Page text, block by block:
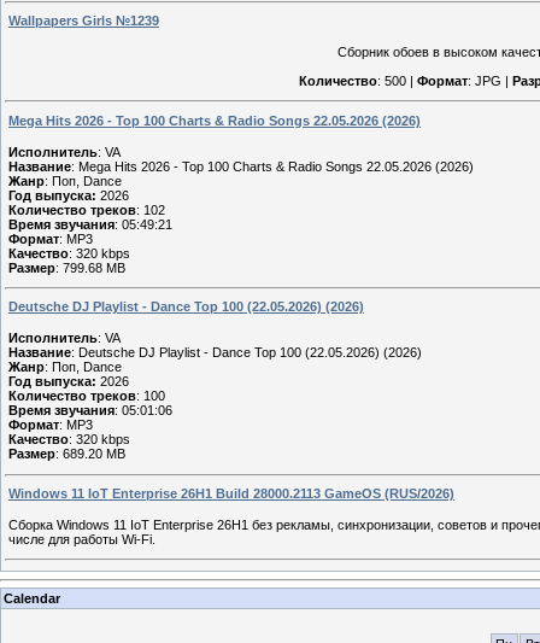
Wallpapers Girls №1239
Сборник обоев в высоком
Количество: 500 | Формат: JPG |
Mega Hits 2026 - Top 100 Charts & Radio Songs 22.05.2026 (2026)
Исполнитель: VA
Название: Mega Hits 2026 - Top 100 Charts & Radio Songs 22.05.2026 (2026)
Жанр: Поп, Dance
Год выпуска: 2026
Количество треков: 102
Время звучания: 05:49:21
Формат: MP3
Качество: 320 kbps
Размер: 799.68 MB
Deutsche DJ Playlist - Dance Top 100 (22.05.2026) (2026)
Исполнитель: VA
Название: Deutsche DJ Playlist - Dance Top 100 (22.05.2026) (2026)
Жанр: Поп, Dance
Год выпуска: 2026
Количество треков: 100
Время звучания: 05:01:06
Формат: MP3
Качество: 320 kbps
Размер: 689.20 MB
Windows 11 IoT Enterprise 26H1 Build 28000.2113 GameOS (RUS/2026)
Сборка Windows 11 IoT Enterprise 26H1 без рекламы, синхронизации, советов и
числе для работы Wi-Fi.
Calendar